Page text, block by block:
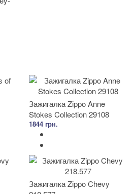
Зажигалка Zippo Anne
Stokes Collection 29108
1844 грн.
Зажигалка Zippo Chevy